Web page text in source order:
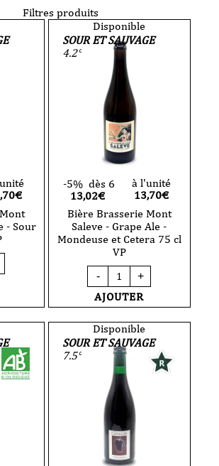
Filtres produits
€
- Sour
Disponible
SOUR ET SAUVAGE
4.2°
-5% dès 6
13,02€
à l'unité
13,70€
Bière Brasserie Mont
Saleve - Grape Ale -
Mondeuse et Cetera 75 cl
VP
-
quantité
de
Bière
Brasserie
Saleve
-
Grape
Ale
Mondeuse
et
Cetera
cl
VP
+
AJOUTER
Disponible
SOUR ET SAUVAGE
7.5°